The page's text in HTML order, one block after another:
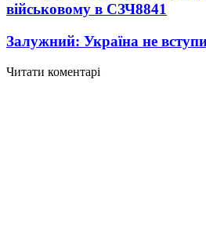
військовому в СЗЧ8841
Залужний: Україна не
Читати коментарі